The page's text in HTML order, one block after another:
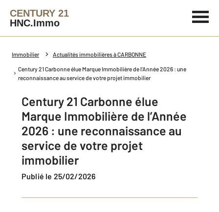
CENTURY 21
HNC.Immo
Immobilier Actualités immobilières à CARBONNE
Century 21 Carbonne élue Marque Immobilière de l’Année 2026 : une
reconnaissance au service de votre projet immobilier
Century 21 Carbonne élue
Marque Immobilière de l’Année
2026 : une reconnaissance au
service de votre projet
immobilier
Publié le 25/02/2026